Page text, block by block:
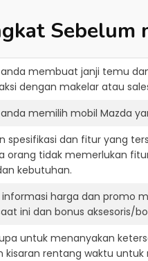
Sebelum
anda membuat janji temu
dengan makelar atau
memilih mobil Mazda
spesifikasi dan fitur yang
orang tidak memerlukan
kebutuhan.
harga dan promo
ini dan bonus aksesoris/
untuk menanyakan
kisaran rentang waktu